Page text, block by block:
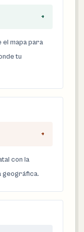
+
mapa para
tu
+
con la
geográfica.